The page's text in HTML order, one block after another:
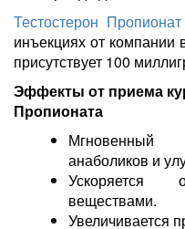
Тестостерон Пропионат
инъекциях от
присутствует 100
Эффекты от приема
Пропионата
анаболиков и
Ускоряется
веществами.
Увеличивается